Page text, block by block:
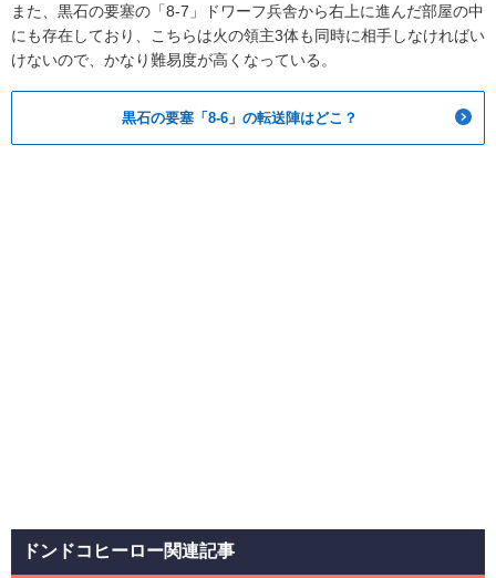
また、黒石の要塞の「8-7」ドワーフ兵舎から右上に進んだ部屋の中
にも存在しており、こちらは火の領主3体も同時に相手しなければい
けないので、かなり難易度が高くなっている。
黒石の要塞「8-6」の転送陣はどこ？
ドンドコヒーロー関連記事